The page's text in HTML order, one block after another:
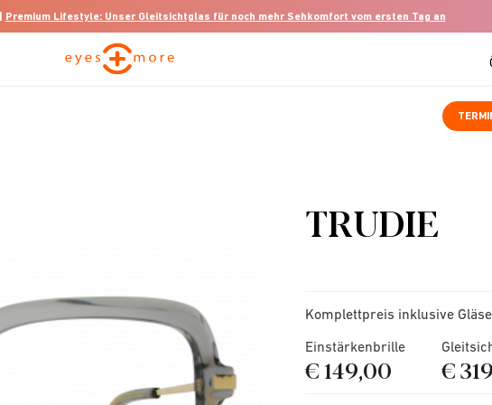
Premium Lifestyle: Unser Gleitsichtglas für noch mehr Sehkomfort vom ersten Tag an
TRUDIE
Komplettpreis inklusive
Einstärkenbrille
€ 149,00 €